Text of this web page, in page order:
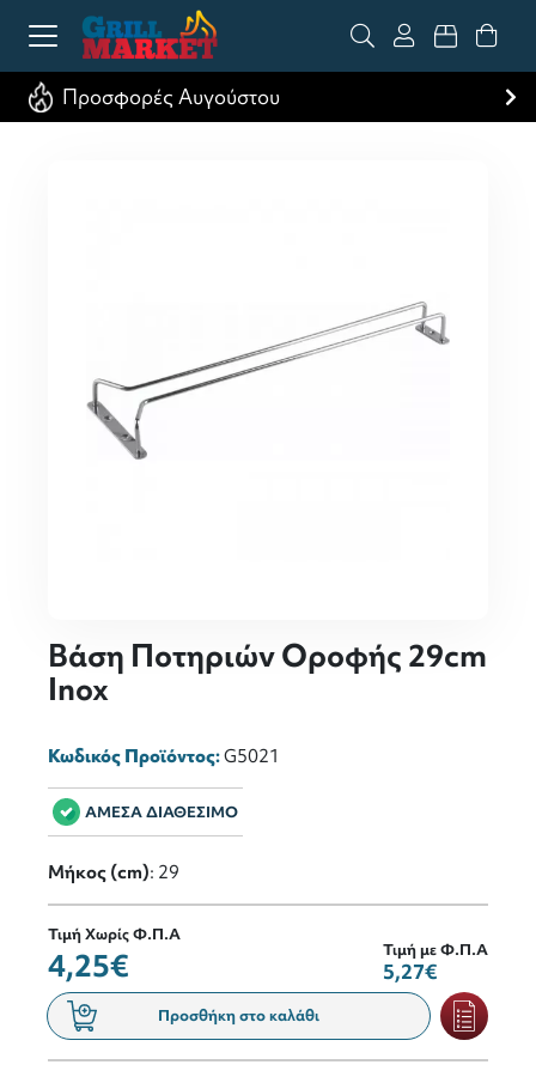
Προσφορές Αυγούστου
Βάση Ποτηριών Οροφής 29cm
Inox
Κωδικός Προϊόντος:G5021
ΑΜΕΣΑ ΔΙΑΘΕΣΙΜΟ
Μήκος (cm): 29
Τιμή Χωρίς Φ.Π.Α
4,25€ Τιμή με Φ.Π.Α
5,27€
Προσθήκη στο καλάθι